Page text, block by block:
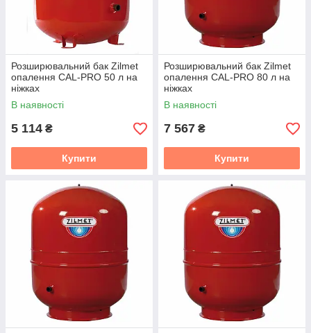
Розширювальний бак Zilmet
опалення CAL-PRO 50 л на
ніжках
В наявності
5 114 ₴
Купити
Розширювальний бак Zilmet
опалення CAL-PRO 80 л на
ніжках
В наявності
7 567 ₴
Купити